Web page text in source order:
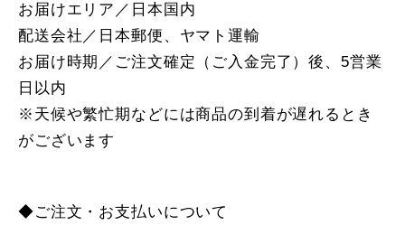
お届けエリア／日本国内
配送会社／日本郵便、ヤマト運輸
お届け時期／ご注文確定（ご入金完了）後、5営業
日以内
※天候や繁忙期などには商品の到着が遅れるとき
がございます
◆ご注文・お支払いについて